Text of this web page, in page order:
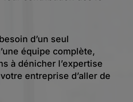
d’un seul
équipe complète,
à dénicher l’expertise
entreprise d’aller de